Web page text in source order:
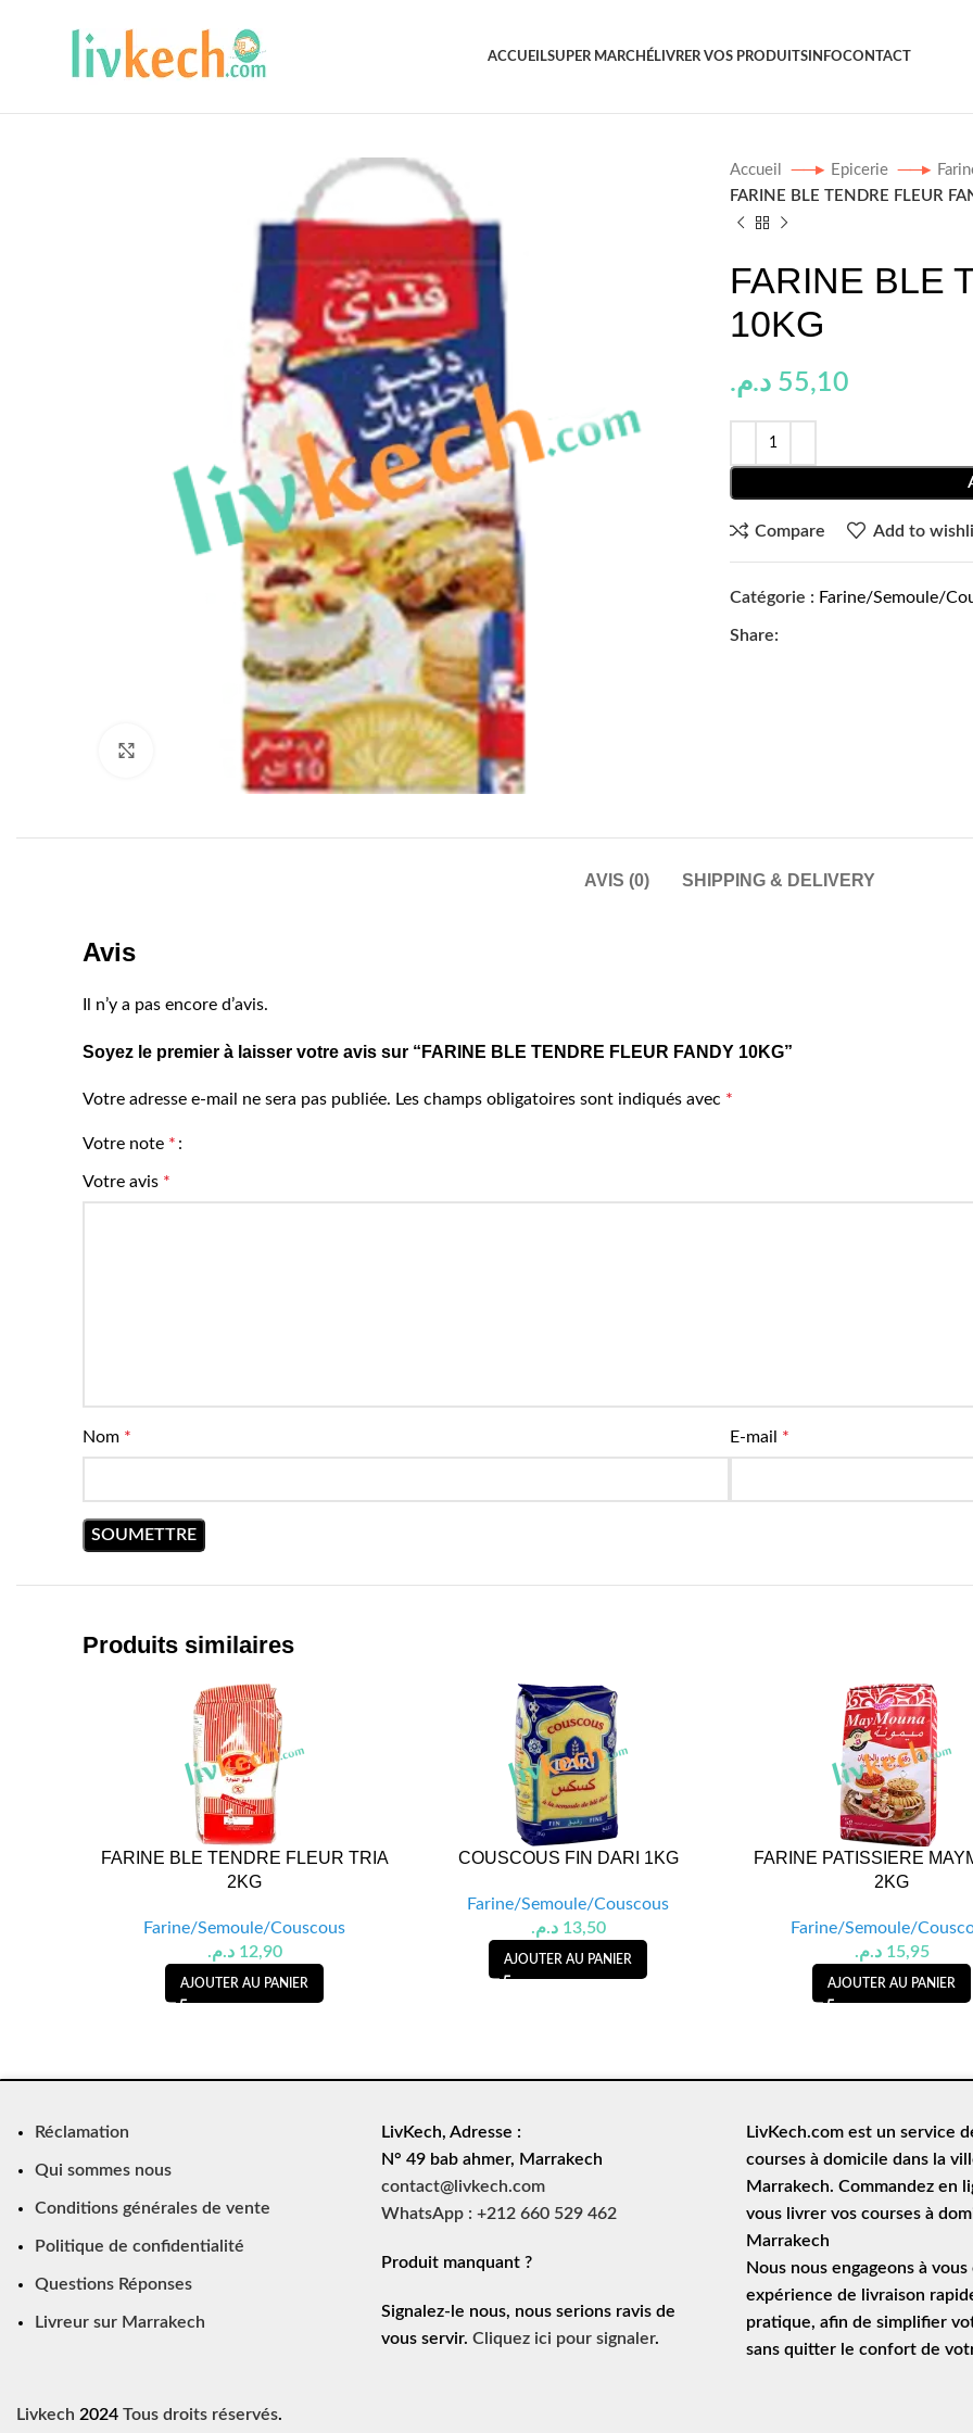
ACCUEILSUPER MARCHÉ LIVRER VOS PRODUITS INFOCONTACT
Click to enlarge
Accueil Epicerie
FARINE BLE TENDRE FLEUR
FARINE BLE
10KG
55,10 د.م.
Compare Add to
Catégorie : Farine/Semoule/
Share:
AVIS (0) SHIPPING & DELIVERY
Avis
Il n’y a pas encore d’avis.
Soyez le premier à laisser votre avis sur “FARINE BLE TENDRE FLEUR FANDY 10KG”
Votre adresse e-mail ne sera pas publiée. Les champs obligatoires sont indiqués avec *
Votre note *
Votre avis *
Nom * E-mail *
Produits similaires
FARINE BLE TENDRE FLEUR TRIA
2KG
Farine/Semoule/Couscous
12,90 د.م.
AJOUTER AU PANIER
COUSCOUS FIN DARI 1KG
Farine/Semoule/Couscous
13,50 د.م.
AJOUTER AU PANIER
FARINE PATISSIERE
2KG
Farine/Semoule/
15,95 د.م.
AJOUTER AU PANIER
Réclamation
Qui sommes nous
Conditions générales de vente
Politique de confidentialité
Questions Réponses
Livreur sur Marrakech
LivKech, Adresse :
N° 49 bab ahmer, Marrakech
contact@livkech.com
WhatsApp : +212 660 529 462
Produit manquant ?
Signalez-le nous, nous serions ravis de
vous servir. Cliquez ici pour signaler.
LivKech.com est un service
courses à domicile dans la
Marrakech. Commandez en
vous livrer vos courses à
Marrakech
Nous nous engageons à
expérience de
livraison
pratique, afin de simplifier
sans quitter le confort de
Livkech 2024Tous droits réservés.